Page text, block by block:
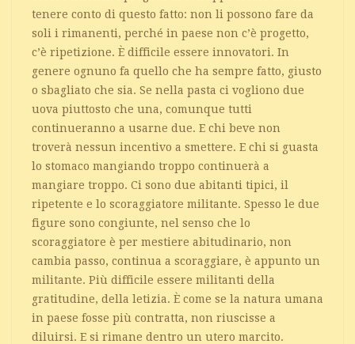
tenere conto di questo fatto: non li possono fare da
soli i rimanenti, perché in paese non c’è progetto,
c’è ripetizione. È difficile essere innovatori. In
genere ognuno fa quello che ha sempre fatto, giusto
o sbagliato che sia. Se nella pasta ci vogliono due
uova piuttosto che una, comunque tutti
continueranno a usarne due. E chi beve non
troverà nessun incentivo a smettere. E chi si guasta
lo stomaco mangiando troppo continuerà a
mangiare troppo. Ci sono due abitanti tipici, il
ripetente e lo scoraggiatore militante. Spesso le due
figure sono congiunte, nel senso che lo
scoraggiatore è per mestiere abitudinario, non
cambia passo, continua a scoraggiare, è appunto un
militante. Più difficile essere militanti della
gratitudine, della letizia. È come se la natura umana
in paese fosse più contratta, non riuscisse a
diluirsi. E si rimane dentro un utero marcito.